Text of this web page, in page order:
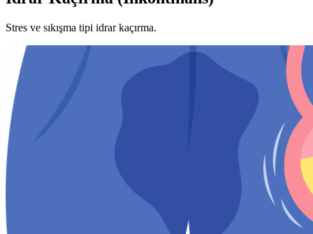
Stres ve sıkışma tipi idrar kaçırma.